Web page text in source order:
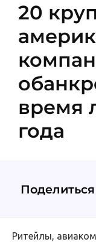
20
время
года
Поделиться
Ритейлы,